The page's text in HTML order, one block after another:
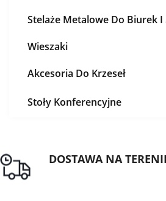
Stelaże Metalowe Do Biurek I
Wieszaki
Akcesoria Do Krzeseł
Stoły Konferencyjne
DOSTAWA NA